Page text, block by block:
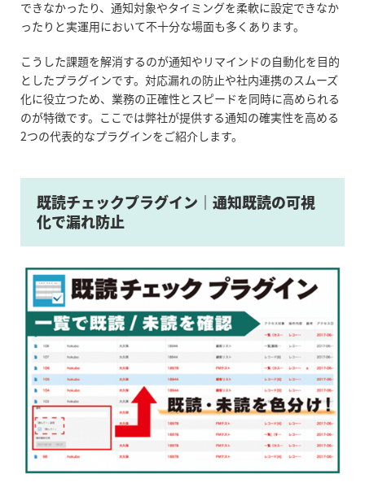
できなかったり、通知対象やタイミングを柔軟に設定できなか
ったりと実運用において不十分な場面も多くあります。
こうした課題を解消するのが通知やリマインドの自動化を目的
としたプラグインです。対応漏れの防止や社内連携のスムーズ
化に役立つため、業務の正確性とスピードを同時に高められる
のが特徴です。ここでは弊社が提供する通知の確実性を高める
2つの代表的なプラグインをご紹介します。
既読チェックプラグイン｜通知既読の可視
化で漏れ防止